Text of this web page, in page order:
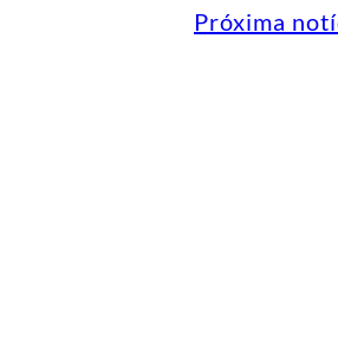
Próxima